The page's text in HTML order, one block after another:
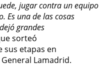
jugar contra un equipo
Es una de las cosas
grandes
sorteó
sus etapas en
Lamadrid.